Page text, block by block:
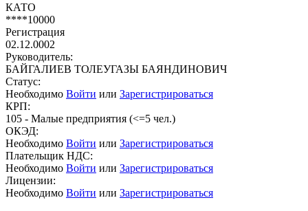
КАТО
****10000
Регистрация
02.12.0002
Руководитель:
БАЙГАЛИЕВ ТОЛЕУГАЗЫ БАЯНДИНОВИЧ
Статус:
Необходимо Войти или Зарегистрироваться
КРП:
105 - Малые предприятия (<=5 чел.)
ОКЭД:
Необходимо Войти или Зарегистрироваться
Плательщик НДС:
Необходимо Войти или Зарегистрироваться
Лицензии:
Необходимо Войти или Зарегистрироваться